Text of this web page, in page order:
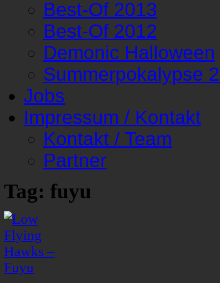
Best-Of 2013
Best-Of 2012
Demonic Halloween
Summerpokalypse
Jobs
Impressum / Kontakt
Kontakt / Team
Partner
Tag: fuyu